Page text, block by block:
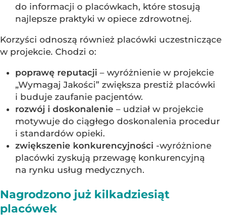
do informacji o placówkach, które stosują
najlepsze praktyki w opiece zdrowotnej.
Korzyści odnoszą również placówki uczestniczące
w projekcie. Chodzi o:
poprawę reputacji – wyróżnienie w projekcie
„Wymagaj Jakości” zwiększa prestiż placówki
i buduje zaufanie pacjentów.
rozwój i doskonalenie – udział w projekcie
motywuje do ciągłego doskonalenia procedur
i standardów opieki.
zwiększenie konkurencyjności -wyróżnione
placówki zyskują przewagę konkurencyjną
na rynku usług medycznych.
Nagrodzono już kilkadziesiąt
placówek